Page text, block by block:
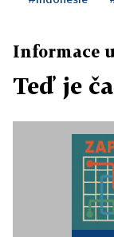
Informace
Teď je